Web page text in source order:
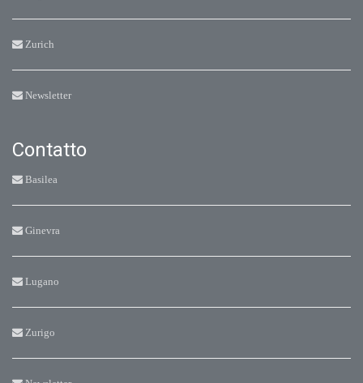
Zurich
Newsletter
Contatto
Basilea
Ginevra
Lugano
Zurigo